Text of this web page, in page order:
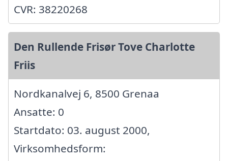
CVR: 38220268
Den Rullende Frisør Tove Charlotte
Friis
Nordkanalvej 6, 8500 Grenaa
Ansatte: 0
Startdato: 03. august 2000,
Virksomhedsform: